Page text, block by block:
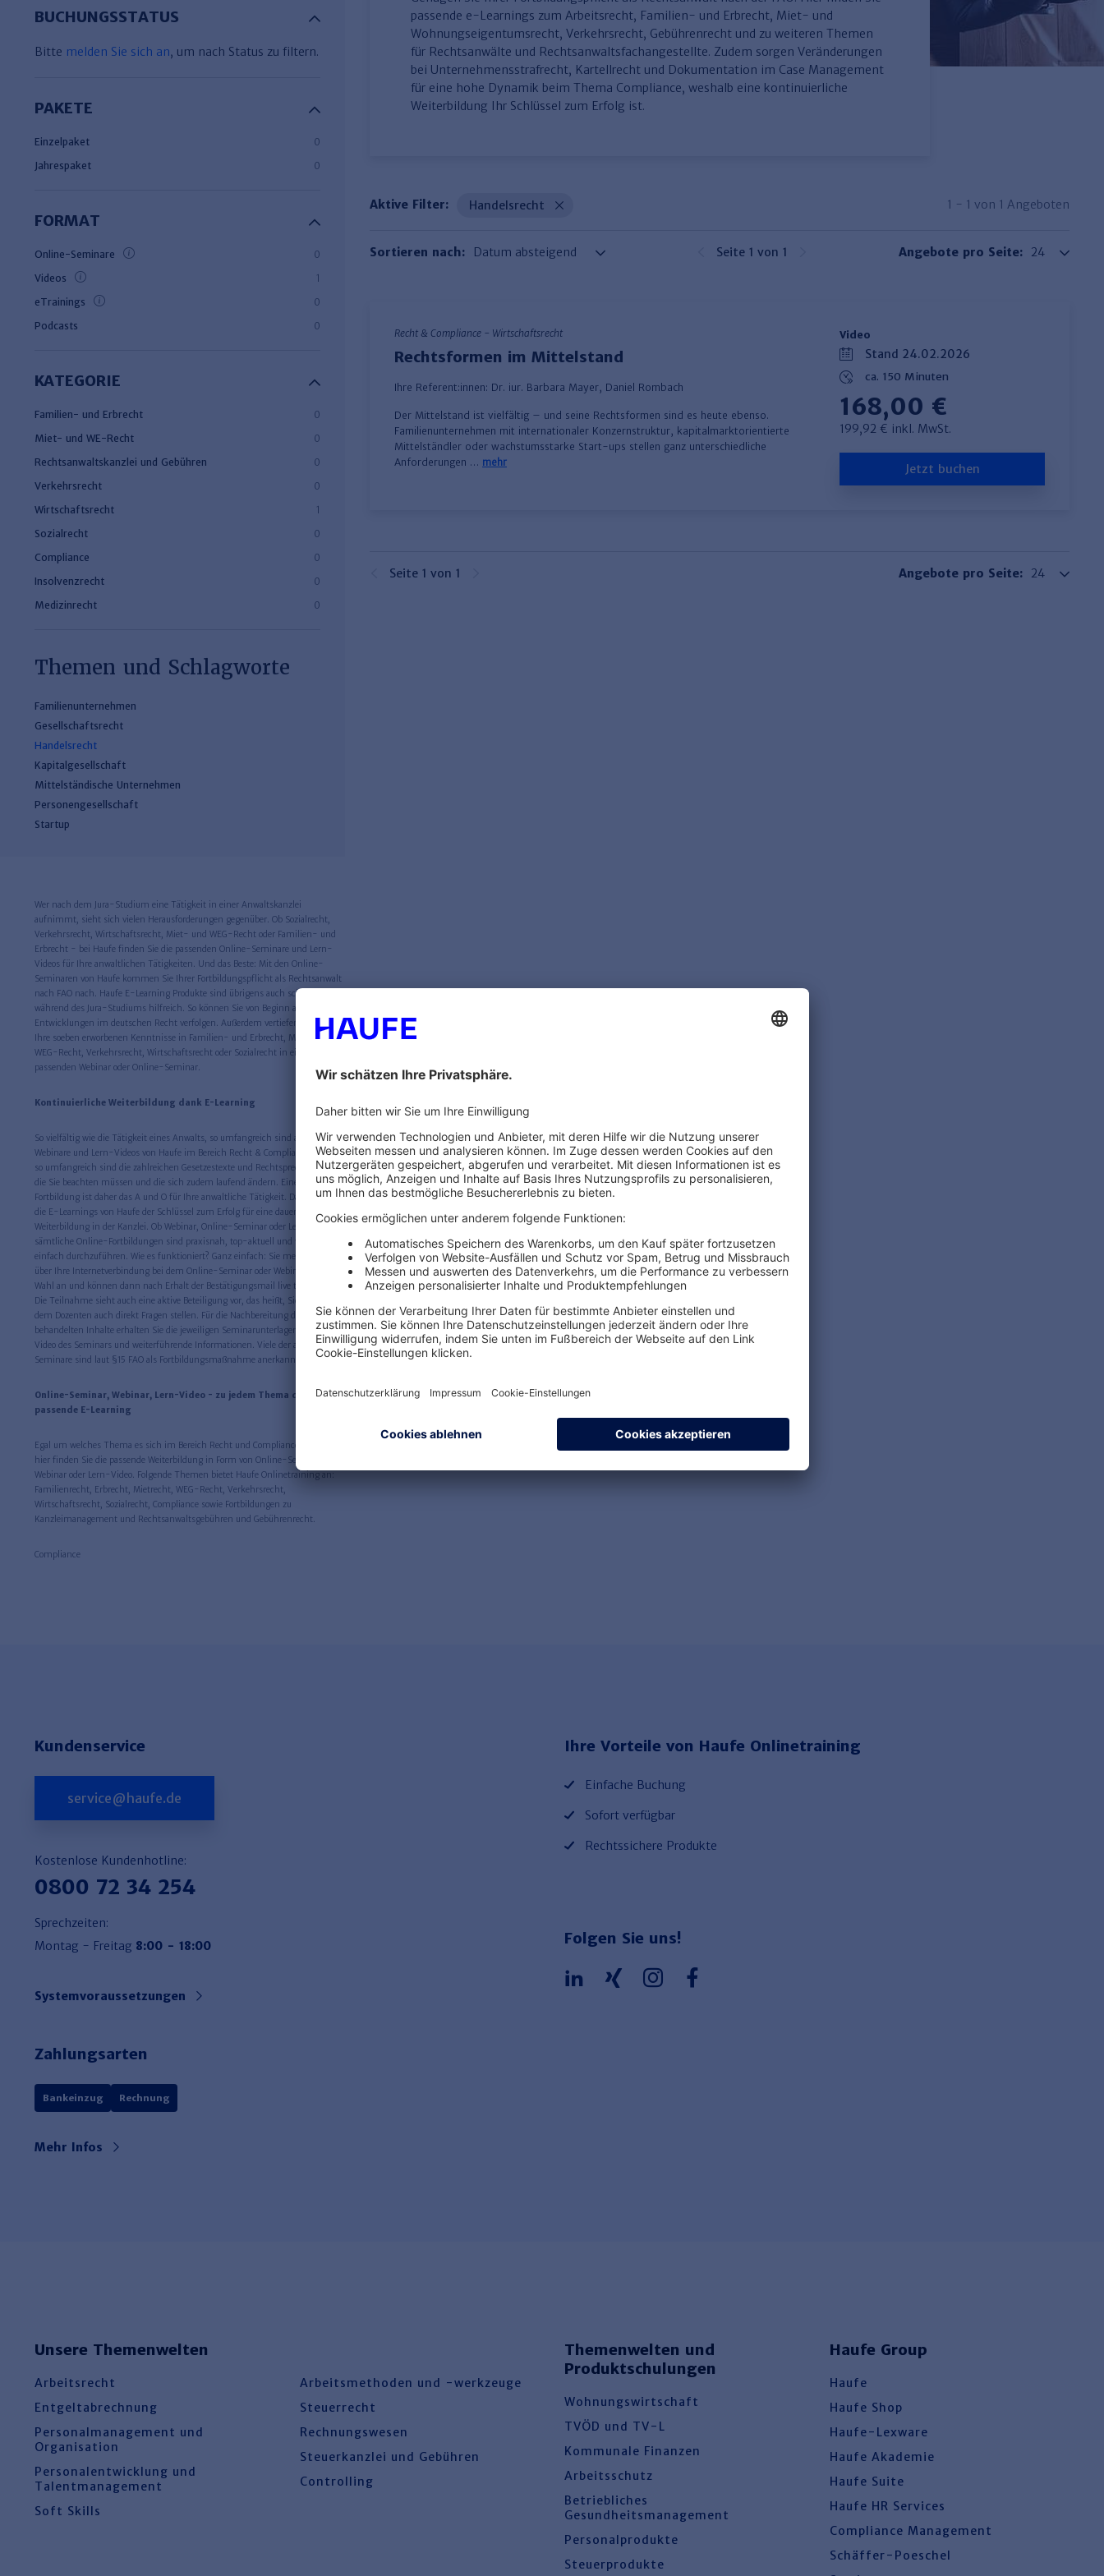
BUCHUNGSSTATUS
Bitte melden Sie sich an, um nach Status zu filtern.
PAKETE
Einzelpaket
0
Jahrespaket
0
FORMAT
Online-Seminare
0
Videos
1
eTrainings
0
Podcasts
0
KATEGORIE
Familien- und Erbrecht
0
Miet- und WE-Recht
0
Rechtsanwaltskanzlei und Gebühren
0
Verkehrsrecht
0
Wirtschaftsrecht
1
Sozialrecht
0
Compliance
0
Insolvenzrecht
0
Medizinrecht
0
passende e-Learnings zum Arbeitsrecht, Familien- und Erbrecht, Miet- und
Wohnungseigentumsrecht, Verkehrsrecht, Gebührenrecht und zu weiteren Themen
für Rechtsanwälte und Rechtsanwaltsfachangestellte. Zudem sorgen Veränderungen
bei Unternehmensstrafrecht, Kartellrecht und Dokumentation im Case Management
für eine hohe Dynamik beim Thema Compliance, weshalb eine kontinuierliche
Weiterbildung Ihr Schlüssel zum Erfolg ist.
1 - 1 von 1 Angeboten
Aktive Filter: Handelsrecht
Sortieren nach: Angebote pro Seite:
Seite 1 von 1
Recht & Compliance - Wirtschaftsrecht
Rechtsformen im Mittelstand
Ihre Referent:innen: Dr. iur. Barbara Mayer, Daniel Rombach
​Der Mittelstand ist vielfältig – und seine Rechtsformen sind es heute ebenso.
Familienunternehmen mit internationaler Konzernstruktur, kapitalmarktorientierte
Mittelständler oder wachstumsstarke Start-ups stellen ganz unterschiedliche
Anforderungen … mehr
Video
Stand 24.02.2026
ca. 150 Minuten
168,00 €
199,92 € inkl. MwSt.
Jetzt buchen
Angebote pro Seite:
Seite 1 von 1
Themen und Schlagworte
Familienunternehmen
Gesellschaftsrecht
Handelsrecht
Kapitalgesellschaft
Mittelständische Unternehmen
Personengesellschaft
Startup
Wer nach dem Jura-Studium eine Tätigkeit in einer Anwaltskanzlei
aufnimmt, sieht sich vielen Herausforderungen gegenüber. Ob Sozialrecht,
Verkehrsrecht, Wirtschaftsrecht, Miet- und WEG-Recht oder Familien- und
Erbrecht - bei Haufe finden Sie die passenden Online-Seminare und Lern-
Videos für Ihre anwaltlichen Tätigkeiten. Und das Beste: Mit den Online-
Seminaren von Haufe kommen Sie Ihrer Fortbildungspflicht als Rechtsanwalt
nach FAO nach. Haufe E-Learning Produkte sind übrigens auch schon
während des Jura-Studiums hilfreich. So können Sie von Beginn an neuste
Entwicklungen im deutschen Recht verfolgen. Außerdem vertiefen Sie gleich
Ihre soeben erworbenen Kenntnisse in Familien- und Erbrecht, Miet- und
WEG-Recht, Verkehrsrecht, Wirtschaftsrecht oder Sozialrecht in einem
passenden Webinar oder Online-Seminar.
Kontinuierliche Weiterbildung dank E-Learning
So vielfältig wie die Tätigkeit eines Anwalts, so umfangreich sind auch die
Webinare und Lern-Videos von Haufe im Bereich Recht & Compliance. Ebenso
so umfangreich sind die zahlreichen Gesetzestexte und Rechtsprechungen,
die Sie beachten müssen und die sich zudem laufend ändern. Eine dauerhafte
Fortbildung ist daher das A und O für Ihre anwaltliche Tätigkeit. Daher sind
die E-Learnings von Haufe der Schlüssel zum Erfolg für eine dauerhafte
Weiterbildung in der Kanzlei. Ob Webinar, Online-Seminar oder Lern-Video -
sämtliche Online-Fortbildungen sind praxisnah, top-aktuell und vor allem
einfach durchzuführen. Wie es funktioniert? Ganz einfach: Sie melden sich
über Ihre Internetverbindung bei dem Online-Seminar oder Webinar Ihrer
Wahl an und können dann nach Erhalt der Bestätigungsmail live teilnehmen.
Die Teilnahme sieht auch eine aktive Beteiligung vor, das heißt, Sie können
dem Dozenten auch direkt Fragen stellen. Für die Nachbereitung der
behandelten Inhalte erhalten Sie die jeweiligen Seminarunterlagen sowie ein
Video des Seminars und weiterführende Informationen. Viele der angebotenen
Seminare sind laut §15 FAO als Fortbildungsmaßnahme anerkannt.
Online-Seminar, Webinar, Lern-Video - zu jedem Thema das
passende E-Learning
Egal um welches Thema es sich im Bereich Recht und Compliance handelt,
hier finden Sie die passende Weiterbildung in Form von Online-Seminar,
Webinar oder Lern-Video. Folgende Themen bietet Haufe Onlinetraining an:
Familienrecht, Erbrecht, Mietrecht, WEG-Recht, Verkehrsrecht,
Wirtschaftsrecht, Sozialrecht, Compliance sowie Fortbildungen zu
Kanzleimanagement und Rechtsanwaltsgebühren und Gebührenrecht.
Compliance
Ihre Vorteile von Haufe Onlinetraining
Einfache Buchung
Sofort verfügbar
Rechtssichere Produkte
Folgen Sie uns!
Kundenservice
service@haufe.de
Kostenlose Kundenhotline:
0800 72 34 254
Sprechzeiten:
Montag - Freitag 8:00 - 18:00
Systemvoraussetzungen
Zahlungsarten
Bankeinzug Rechnung
Mehr Infos
Unsere Themenwelten
Arbeitsrecht
Entgeltabrechnung
Personalmanagement und
Organisation
Personalentwicklung und
Talentmanagement
Soft Skills
Arbeitsmethoden und -werkzeuge
Steuerrecht
Rechnungswesen
Steuerkanzlei und Gebühren
Controlling
Themenwelten und
Produktschulungen
Wohnungswirtschaft
TVÖD und TV-L
Kommunale Finanzen
Arbeitsschutz
Betriebliches
Gesundheitsmanagement
Personalprodukte
Steuerprodukte
Haufe Group
Haufe
Haufe Shop
Haufe-Lexware
Haufe Akademie
Haufe Suite
Haufe HR Services
Compliance Management
Schäffer-Poeschel